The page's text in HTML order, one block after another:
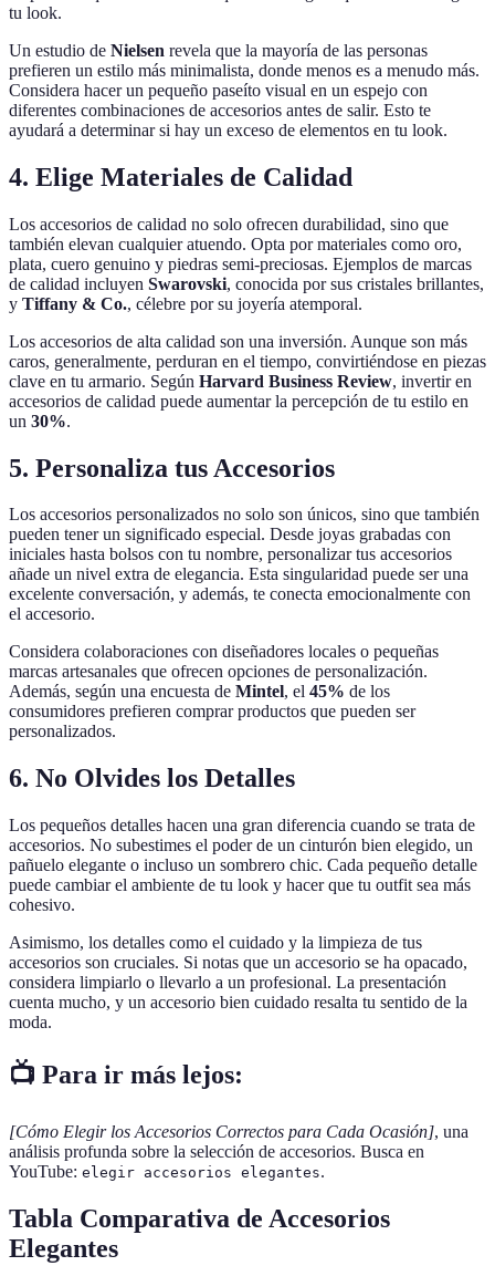
tu look.
Un estudio de Nielsen revela que la mayoría de las personas
prefieren un estilo más minimalista, donde menos es a menudo más.
Considera hacer un pequeño paseíto visual en un espejo con
diferentes combinaciones de accesorios antes de salir. Esto te
ayudará a determinar si hay un exceso de elementos en tu look.
4. Elige Materiales de Calidad
Los accesorios de calidad no solo ofrecen durabilidad, sino que
también elevan cualquier atuendo. Opta por materiales como oro,
plata, cuero genuino y piedras semi-preciosas. Ejemplos de marcas
de calidad incluyen Swarovski, conocida por sus cristales brillantes,
y Tiffany & Co., célebre por su joyería atemporal.
Los accesorios de alta calidad son una inversión. Aunque son más
caros, generalmente, perduran en el tiempo, convirtiéndose en piezas
clave en tu armario. Según Harvard Business Review, invertir en
accesorios de calidad puede aumentar la percepción de tu estilo en
un 30%.
5. Personaliza tus Accesorios
Los accesorios personalizados no solo son únicos, sino que también
pueden tener un significado especial. Desde joyas grabadas con
iniciales hasta bolsos con tu nombre, personalizar tus accesorios
añade un nivel extra de elegancia. Esta singularidad puede ser una
excelente conversación, y además, te conecta emocionalmente con
el accesorio.
Considera colaboraciones con diseñadores locales o pequeñas
marcas artesanales que ofrecen opciones de personalización.
Además, según una encuesta de Mintel, el 45% de los
consumidores prefieren comprar productos que pueden ser
personalizados.
6. No Olvides los Detalles
Los pequeños detalles hacen una gran diferencia cuando se trata de
accesorios. No subestimes el poder de un cinturón bien elegido, un
pañuelo elegante o incluso un sombrero chic. Cada pequeño detalle
puede cambiar el ambiente de tu look y hacer que tu outfit sea más
cohesivo.
Asimismo, los detalles como el cuidado y la limpieza de tus
accesorios son cruciales. Si notas que un accesorio se ha opacado,
considera limpiarlo o llevarlo a un profesional. La presentación
cuenta mucho, y un accesorio bien cuidado resalta tu sentido de la
moda.
📺 Para ir más lejos:
[Cómo Elegir los Accesorios Correctos para Cada Ocasión], una
análisis profunda sobre la selección de accesorios. Busca en
YouTube: elegir accesorios elegantes.
Tabla Comparativa de Accesorios
Elegantes